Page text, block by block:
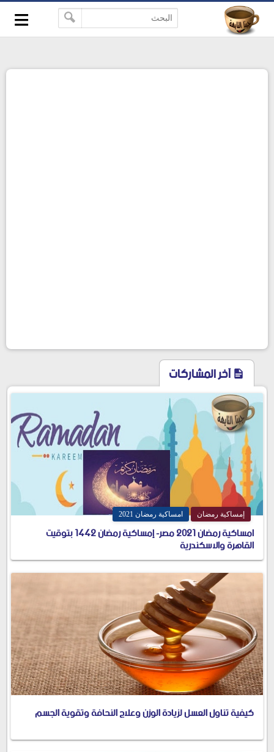
-->
≡
آخر المشاركات
إمساكية رمضان امساكية رمضان 2021
امساكية رمضان 2021 مصر- إمساكية رمضان 1442 بتوقيت
القاهرة والاسكندرية
كيفية تناول العسل لزيادة الوزن وعلاج النحافة وتقوية الجسم